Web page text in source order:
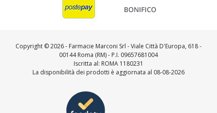
Copyright ©2026 - Farmacie Marconi Srl - Viale Città D'Europa, 618 -
00144 Roma (RM) - P.I. 09657681004
Iscritta al: ROMA 1180231
La disponibilità dei prodotti è aggiornata al 08-08-2026